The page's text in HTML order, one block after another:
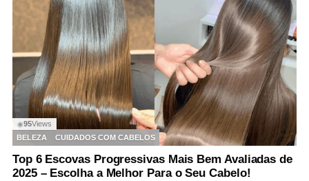
◉95Views
BELEZA
CUIDADOS COM CABELOS
Top 6 Escovas Progressivas Mais Bem Avaliadas de
2025 – Escolha a Melhor Para o Seu Cabelo!